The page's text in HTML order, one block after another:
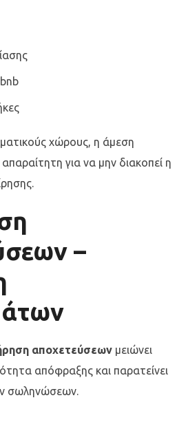
χώρους, η άμεση
για να μην διακοπεί η
–
αποχετεύσεων μειώνει
απόφραξης και παρατείνει
σωληνώσεων.